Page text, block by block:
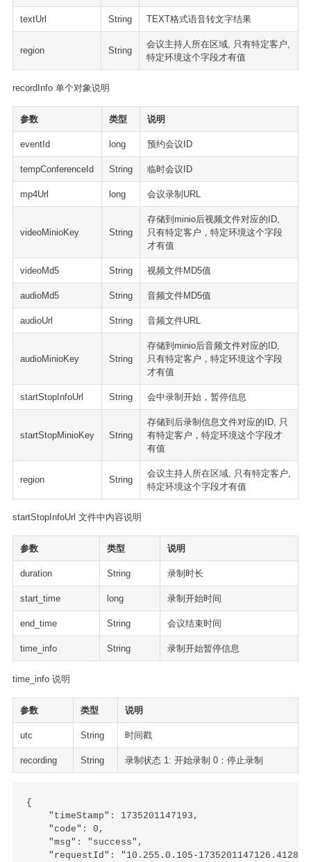
textUrl String TEXT格式语音转文字结果
region String
会议主持人所在区域, 只有特定客户,
特定环境这个字段才有值
recordInfo 单个对象说明
参数 类型 说明
eventId long 预约会议ID
tempConferenceId String 临时会议ID
mp4Url long 会议录制URL
videoMinioKey String
存储到minio后视频文件对应的ID,
只有特定客户，特定环境这个字段
才有值
videoMd5 String 视频文件MD5值
audioMd5 String 音频文件MD5值
audioUrl String 音频文件URL
audioMinioKey String
存储到minio后音频文件对应的ID,
只有特定客户，特定环境这个字段
才有值
startStopInfoUrl String 会中录制开始，暂停信息
startStopMinioKey String
存储到后录制信息文件对应的ID, 只
有特定客户，特定环境这个字段才
有值
region String
会议主持人所在区域, 只有特定客户,
特定环境这个字段才有值
startStopInfoUrl 文件中内容说明
参数 类型 说明
duration String 录制时长
start_time long 录制开始时间
end_time String 会议结束时间
time_info String 录制开始暂停信息
time_info 说明
参数 类型 说明
utc String 时间戳
recording String 录制状态 1: 开始录制 0：停止录制
{
    "timeStamp": 1735201147193,
    "code": 0,
    "msg": "success",
"requestId": "10.255.0.105-